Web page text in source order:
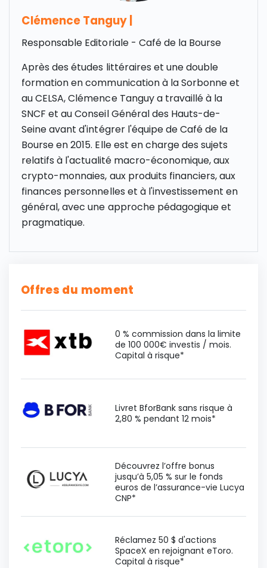
Clémence Tanguy
Responsable Editoriale - Café de la Bourse
Après des études littéraires et une double
formation en communication à la Sorbonne et
au CELSA, Clémence Tanguy a travaillé à la
SNCF et au Conseil Général des Hauts-de-
Seine avant d'intégrer l'équipe de Café de la
Bourse en 2015. Elle est en charge des sujets
relatifs à l'actualité macro-économique, aux
crypto-monnaies, aux produits financiers, aux
finances personnelles et à l'investissement en
général, avec une approche pédagogique et
pragmatique.
Offres du moment
0 % commission dans la limite
de 100 000€ investis / mois.
Capital à risque*
Livret BforBank sans risque à
2,80 % pendant 12 mois*
Découvrez l’offre bonus
jusqu’à 5,05 % sur le fonds
euros de l’assurance-vie Lucya
CNP*
Réclamez 50 $ d'actions
SpaceX en rejoignant eToro.
Capital à risque*